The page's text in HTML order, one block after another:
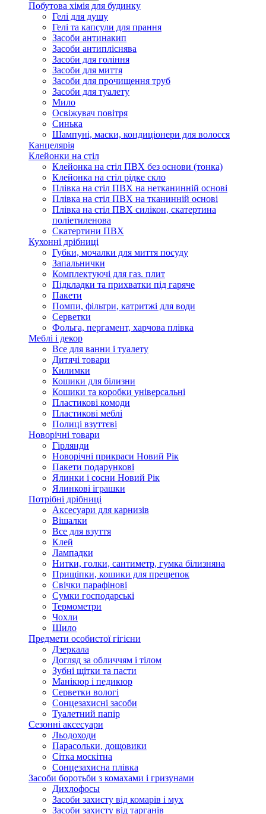
Побутова хімія для будинку
Гелі для душу
Гелі та капсули для прання
Засоби антинакип
Засоби антипліснява
Засоби для гоління
Засоби для миття
Засоби для прочищення труб
Засоби для туалету
Мило
Освіжувач повітря
Синька
Шампуні, маски, кондиціонери для волосся
Канцелярія
Клейонки на стіл
Клейонка на стіл ПВХ без основи (тонка)
Клейонка на стіл рідке скло
Плівка на стіл ПВХ на нетканинній основі
Плівка на стіл ПВХ на тканинній основі
Плівка на стіл ПВХ силікон, скатертина
поліетиленова
Скатертини ПВХ
Кухонні дрібниці
Губки, мочалки для миття посуду
Запальнички
Комплектуючі для газ. плит
Підкладки та прихватки під гаряче
Пакети
Помпи, фільтри, катритжі для води
Серветки
Фольга, пергамент, харчова плівка
Меблі і декор
Все для ванни і туалету
Дитячі товари
Килимки
Кошики для білизни
Кошики та коробки універсальні
Пластикові комоди
Пластикові меблі
Полиці взуттєві
Новорічні товари
Гірлянди
Новорічні прикраси Новий Рік
Пакети подарункові
Ялинки і сосни Новий Рік
Ялинкові іграшки
Потрібні дрібниці
Аксесуари для карнизів
Вішалки
Все для взуття
Клей
Лампадки
Нитки, голки, сантиметр, гумка білизняна
Прищіпки, кошики для прещепок
Свічки парафінові
Сумки господарські
Термометри
Чохли
Шило
Предмети особистої гігієни
Дзеркала
Догляд за обличчям і тілом
Зубні щітки та пасти
Манікюр і педикюр
Серветки вологі
Сонцезахисні засоби
Туалетний папір
Сезонні аксесуари
Льодоходи
Парасольки, дощовики
Сітка москітна
Сонцезахисна плівка
Засоби боротьби з комахами і гризунами
Дихлофосы
Засоби захисту від комарів і мух
Засоби захисту від тарганів